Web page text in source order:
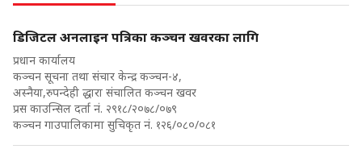
डिजिटल अनलाइन पत्रिका कञ्चन खवरका लागि
प्रधान कार्यालय
कञ्चन सूचना तथा संचार केन्द्र कञ्चन-४,
अस्नैया,रुपन्देही द्धारा संचालित कञ्चन खवर
प्रस काउन्सिल दर्ता नं. २९१८/२०७८/०७९
कञ्चन गाउपालिकामा सुचिकृत नं. १२६/०८०/०८१